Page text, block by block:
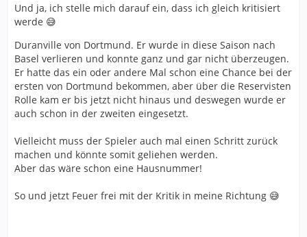
Und ja, ich stelle mich darauf ein, dass ich gleich kritisiert
werde 😅
Duranville von Dortmund. Er wurde in diese Saison nach
Basel verlieren und konnte ganz und gar nicht überzeugen.
Er hatte das ein oder andere Mal schon eine Chance bei der
ersten von Dortmund bekommen, aber über die Reservisten
Rolle kam er bis jetzt nicht hinaus und deswegen wurde er
auch schon in der zweiten eingesetzt.
Vielleicht muss der Spieler auch mal einen Schritt zurück
machen und könnte somit geliehen werden.
Aber das wäre schon eine Hausnummer!
So und jetzt Feuer frei mit der Kritik in meine Richtung 😅